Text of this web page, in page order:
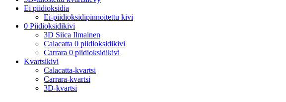
Ei piidioksidia
Ei-piidioksidipinnoitettu kivi
0 Piidioksidikivi
3D Siica Ilmainen
Calacatta 0 piidioksidikivi
Carrara 0 piidioksidikivi
Kvartsikivi
Calacatta-kvartsi
Carrara-kvartsi
3D-kvartsi